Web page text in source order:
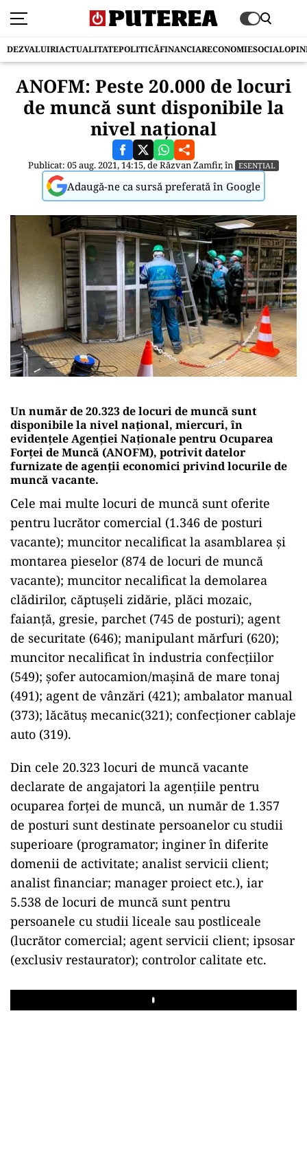
DEZVALUIRIACTUALITATEPOLITICĂFINANCIARECONOMIESOCIAL
ANOFM: Peste 20.000 de locuri
de muncă sunt disponibile la
nivel național
Publicat: 05 aug. 2021, 14:15, deRăzvan Zamfir, în ESENȚIAL
Adaugă-ne ca sursă preferată în Google
Un număr de 20.323 de locuri de muncă sunt
disponibile la nivel naţional, miercuri, în
evidenţele Agenţiei Naţionale pentru Ocuparea
Forţei de Muncă (ANOFM), potrivit datelor
furnizate de agenţii economici privind locurile de
muncă vacante.
Cele mai multe locuri de muncă sunt oferite
pentru lucrător comercial (1.346 de posturi
vacante); muncitor necalificat la asamblarea şi
montarea pieselor (874 de locuri de muncă
vacante); muncitor necalificat la demolarea
clădirilor, căptuşeli zidărie, plăci mozaic,
faianţă, gresie, parchet (745 de posturi); agent
de securitate (646); manipulant mărfuri (620);
muncitor necalificat în industria confecţiilor
(549); şofer autocamion/maşină de mare tonaj
(491); agent de vânzări (421); ambalator manual
(373); lăcătuş mecanic(321); confecţioner cablaje
auto (319).
Din cele 20.323 locuri de muncă vacante
declarate de angajatori la agenţiile pentru
ocuparea forţei de muncă, un număr de 1.357
de posturi sunt destinate persoanelor cu studii
superioare (programator; inginer în diferite
domenii de activitate; analist servicii client;
analist financiar; manager proiect etc.), iar
5.538 de locuri de muncă sunt pentru
persoanele cu studii liceale sau postliceale
(lucrător comercial; agent servicii client; ipsosar
(exclusiv restaurator); controlor calitate etc.
Play